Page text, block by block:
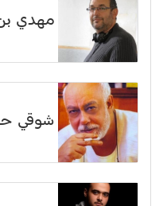
مهدي
شوقي